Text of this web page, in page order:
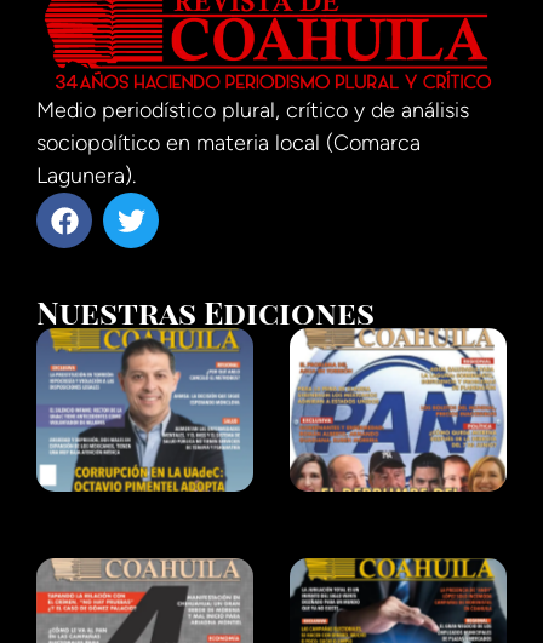
Medio periodístico plural, crítico y de análisis
sociopolítico en materia local (Comarca
Lagunera).
Nuestras Ediciones